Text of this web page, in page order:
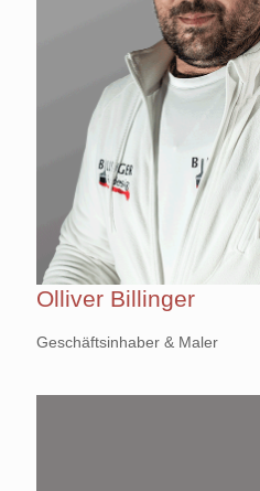
Olliver Billinger
Geschäftsinhaber & Maler